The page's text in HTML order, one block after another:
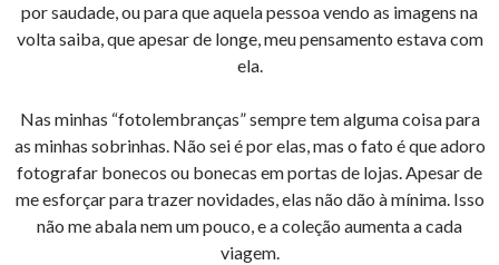
por saudade, ou para que aquela pessoa vendo as imagens na
volta saiba, que apesar de longe, meu pensamento estava com
ela.
Nas minhas “fotolembranças” sempre tem alguma coisa para
as minhas sobrinhas. Não sei é por elas, mas o fato é que adoro
fotografar bonecos ou bonecas em portas de lojas. Apesar de
me esforçar para trazer novidades, elas não dão à mínima. Isso
não me abala nem um pouco, e a coleção aumenta a cada
viagem.